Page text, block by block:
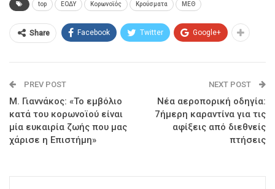
top ΕΟΔΥ Κορωνοϊός Κρούσματα ΜΕΘ
Share Facebook Twitter Google+
PREV POST
Μ. Γιαννάκος: «Το εμβόλιο
κατά του κορωνοϊού είναι
μία ευκαιρία ζωής που μας
χάρισε η Επιστήμη»
NEXT POST
Νέα αεροπορική οδηγία:
7ήμερη καραντίνα για τις
αφίξεις από διεθνείς
πτήσεις